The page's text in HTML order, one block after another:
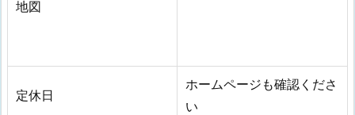
地図
定休日
ホームページも確認くださ
い